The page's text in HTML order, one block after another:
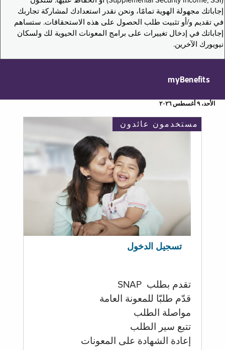
إجاباتك مجهولة الهوية تمامًا، ونحن نقدر استعدادك لمشاركة تجاربك
في تقديم و/أو تثبيت طلب الحصول على هذه الاستحقاقات. ستساهم
إجاباتك في إدخال تغييرات على برامج المعونات الحيوية لك ولسكان
نيويورك الآخرين.
myBenefits
الأحد، ٩ أغسطس ٢٠٢٦
مستخدمون عائدون
تسجيل الدخول
تقدم بطلب SNAP
قدّم طلبّا للمعونة العامة
مواصلة الطلب
تتبع سير الطلب
إعادة الشهادة على المعونات